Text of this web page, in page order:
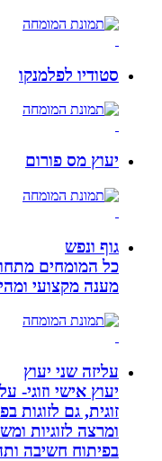
סטודיו לפלמנקו
יעוץ מס פורום
גוף ונפש
כל המומחים מתחומי
מענה מקצועי ומהימן
עליזה שני יעוץ
יעוץ אישי וזוגי-
זוגית, גם לזוגות
ומרצה לזוגיות
בפיתוח חשיבה ותהליכי